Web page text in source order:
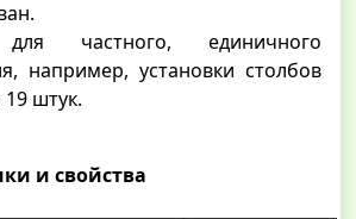
частного, единичного
например, установки столбов
штук.
и свойства